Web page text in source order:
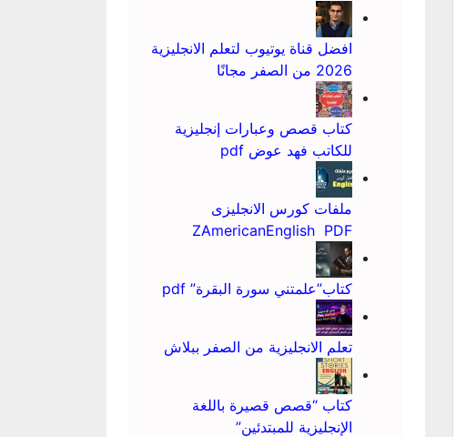
افضل قناة يوتيوب لتعلم الانجليزية
2026 من الصفر مجانًا
كتاب قصص وعبارات إنجليزية
للكاتب فهد عوض pdf
ملفات كورس الانجليزى
ZAmericanEnglish PDF
كتاب”علمتني سورة البقرة” pdf
تعلم الانجليزية من الصفر ببلاش
كتاب “قصص قصيرة باللغة
الإنجليزية للمبتدئين”